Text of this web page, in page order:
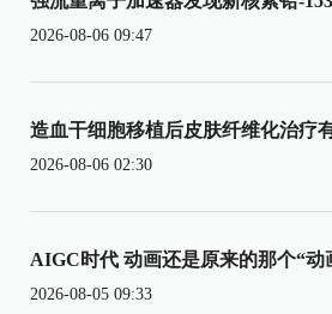
2026-08-06 09:47
造血干细胞移植后皮肤纤维化治疗
2026-08-06 02:30
AIGC时代 动画还是原来的那个“动
2026-08-05 09:33